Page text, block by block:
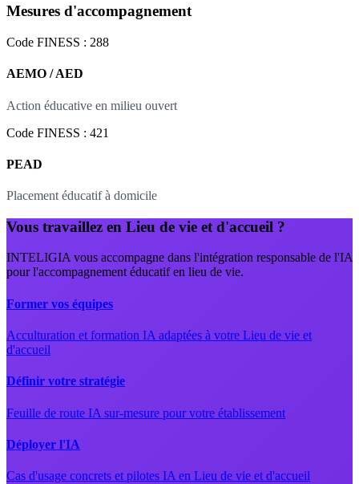
Mesures d'accompagnement
Code FINESS : 288
AEMO / AED
Action éducative en milieu ouvert
Code FINESS : 421
PEAD
Placement éducatif à domicile
Vous travaillez en Lieu de vie et d'accueil ?
INTELIGIA vous accompagne dans l'intégration responsable de l'IA
pour l'accompagnement éducatif en lieu de vie.
Former vos équipes
Acculturation et formation IA adaptées à votre Lieu de vie et
d'accueil
Définir votre stratégie
Feuille de route IA sur-mesure pour votre établissement
Déployer l'IA
Cas d'usage concrets et pilotes IA en Lieu de vie et d'accueil